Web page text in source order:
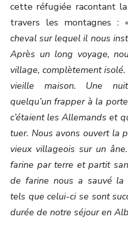
cette réfugiée racontant
travers les montagnes :
cheval sur lequel il nous
Après un long voyage,
village, complètement
vieille maison. Une
quelqu’un frapper à la
c’étaient les Allemands et
tuer. Nous avons ouvert la
vieux villageois sur un
farine par terre et partit
de farine nous a sauvé la
tels que celui-ci se sont
durée de notre séjour en